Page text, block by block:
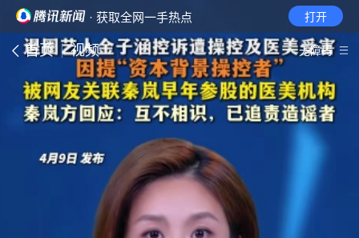
· 获取全网一手热点 打开
首页 视频 无障碍